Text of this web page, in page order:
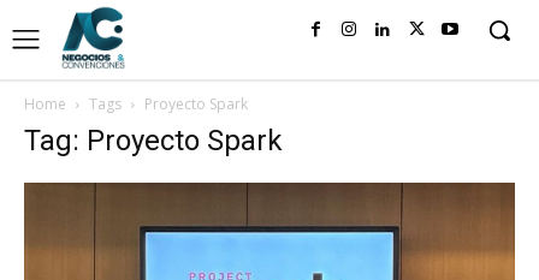
Home Tags Proyecto Spark
Tag: Proyecto Spark